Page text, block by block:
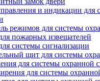
и индикации для
режимов для системы
пожарных извещателей
системы сигнализации
щит для системы
для системы охранной
для системы